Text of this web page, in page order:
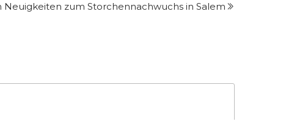
Neuigkeiten zum Storchennachwuchs in Salem